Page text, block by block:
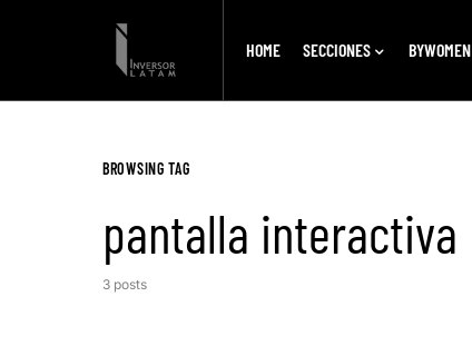
HOME SECCIONES BYWOMEN
BROWSING TAG
pantalla interactiva
3 posts